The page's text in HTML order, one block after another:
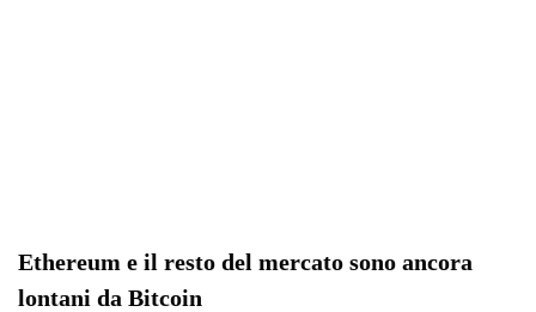
Ethereum e il resto del mercato sono ancora
lontani da Bitcoin